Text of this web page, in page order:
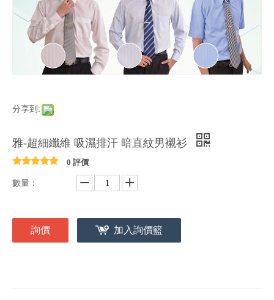
分享到:
雅-超細纖維 吸濕排汗 暗直紋男襯衫
0 評價
數量：
詢價 加入詢價籃